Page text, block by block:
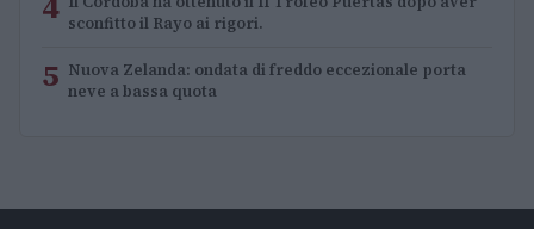
sconfitto il Rayo ai rigori.
5 Nuova Zelanda: ondata di freddo eccezionale porta
neve a bassa quota